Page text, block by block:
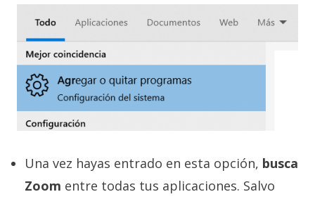
Una vez hayas entrado en esta opción, busca
Zoom entre todas tus aplicaciones. Salvo